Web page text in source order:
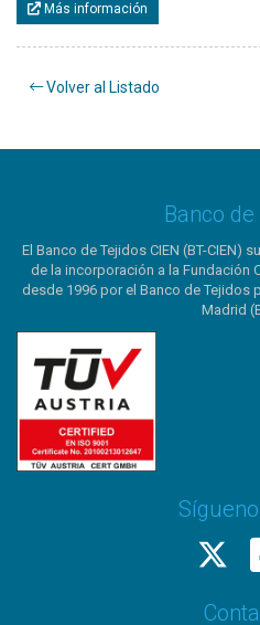
Más información
Volver al Listado
Banco
El Banco de Tejidos CIEN (BT-CIEN)
de la incorporación a la Fundación
desde 1996 por el Banco de Tejidos
Madrid